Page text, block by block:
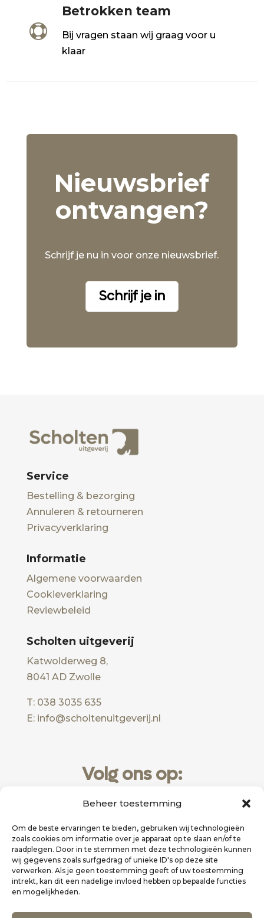
Beheer toestemming
Om de beste ervaringen te bieden, gebruiken wij technologieën
zoals cookies om informatie over je apparaat op te slaan en/of te
raadplegen. Door in te stemmen met deze technologieën kunnen
wij gegevens zoals surfgedrag of unieke ID's op deze site
verwerken. Als je geen toestemming geeft of uw toestemming
intrekt, kan dit een nadelige invloed hebben op bepaalde functies
en mogelijkheden.

Betrokken team
Bij vragen staan wij graag voor u
klaar
Nieuwsbrief
ontvangen?
Schrijf je nu in voor onze nieuwsbrief.
Schrijf je in
Service
Bestelling & bezorging
Annuleren & retourneren
Privacyverklaring
Informatie
Algemene voorwaarden
Cookieverklaring
Reviewbeleid
Scholten uitgeverij
Katwolderweg 8,
8041 AD Zwolle
T: 038 3035 635
E: info@scholtenuitgeverij.nl
Volg ons op:
Website realisatie doorZakelijk Bereikbaar